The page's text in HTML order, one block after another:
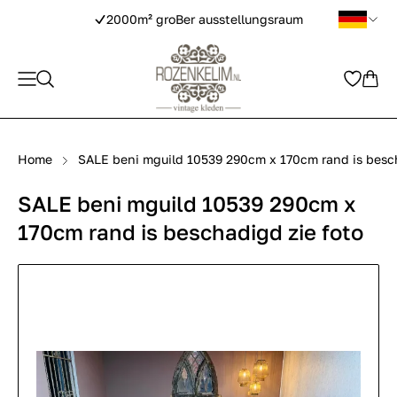
2000m² groBer ausstellungsraum
Home SALE beni mguild 10539 290cm x 170cm rand is
SALE beni mguild 10539 290cm x
170cm rand is beschadigd zie foto